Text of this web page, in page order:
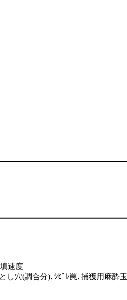
速度
し穴(調合分)､ｼﾋﾞﾚ罠､捕獲用麻酔玉